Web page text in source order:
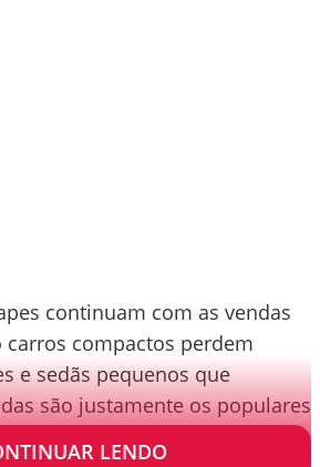
continuam com as vendas
carros compactos perdem
e sedãs pequenos que
são justamente os populares
e locadoras.
LENDO